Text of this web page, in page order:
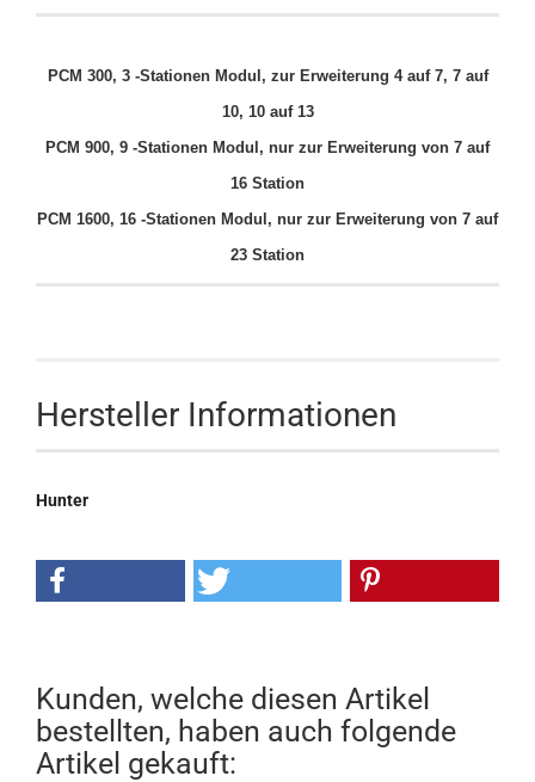
PCM 300, 3 -Stationen Modul, zur Erweiterung 4 auf 7, 7 auf
10, 10 auf 13
PCM 900, 9 -Stationen Modul, nur zur Erweiterung von 7 auf
16 Station
PCM 1600, 16 -Stationen Modul, nur zur Erweiterung von 7 auf
23 Station
Hersteller Informationen
Hunter
Kunden, welche diesen Artikel
bestellten, haben auch folgende
Artikel gekauft: